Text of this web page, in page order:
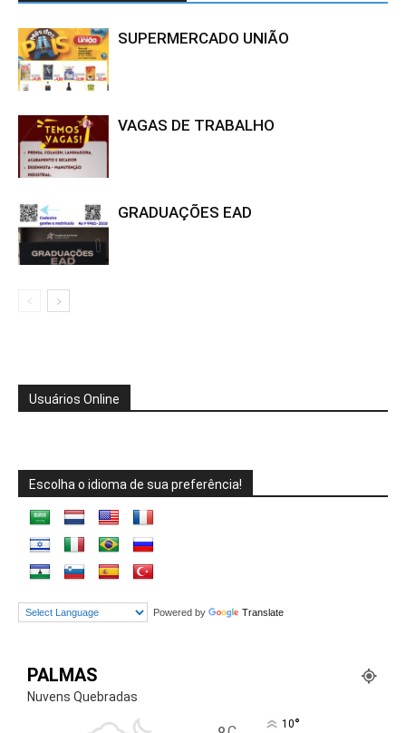
SUPERMERCADO UNIÃO
VAGAS DE TRABALHO
GRADUAÇÕES EAD
Usuários Online
Escolha o idioma de sua preferência!
Powered by Translate
PALMAS
Nuvens Quebradas
10°